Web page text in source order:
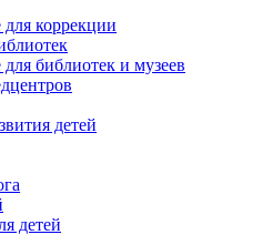
коррекции
библиотек и музеев
детей
детей